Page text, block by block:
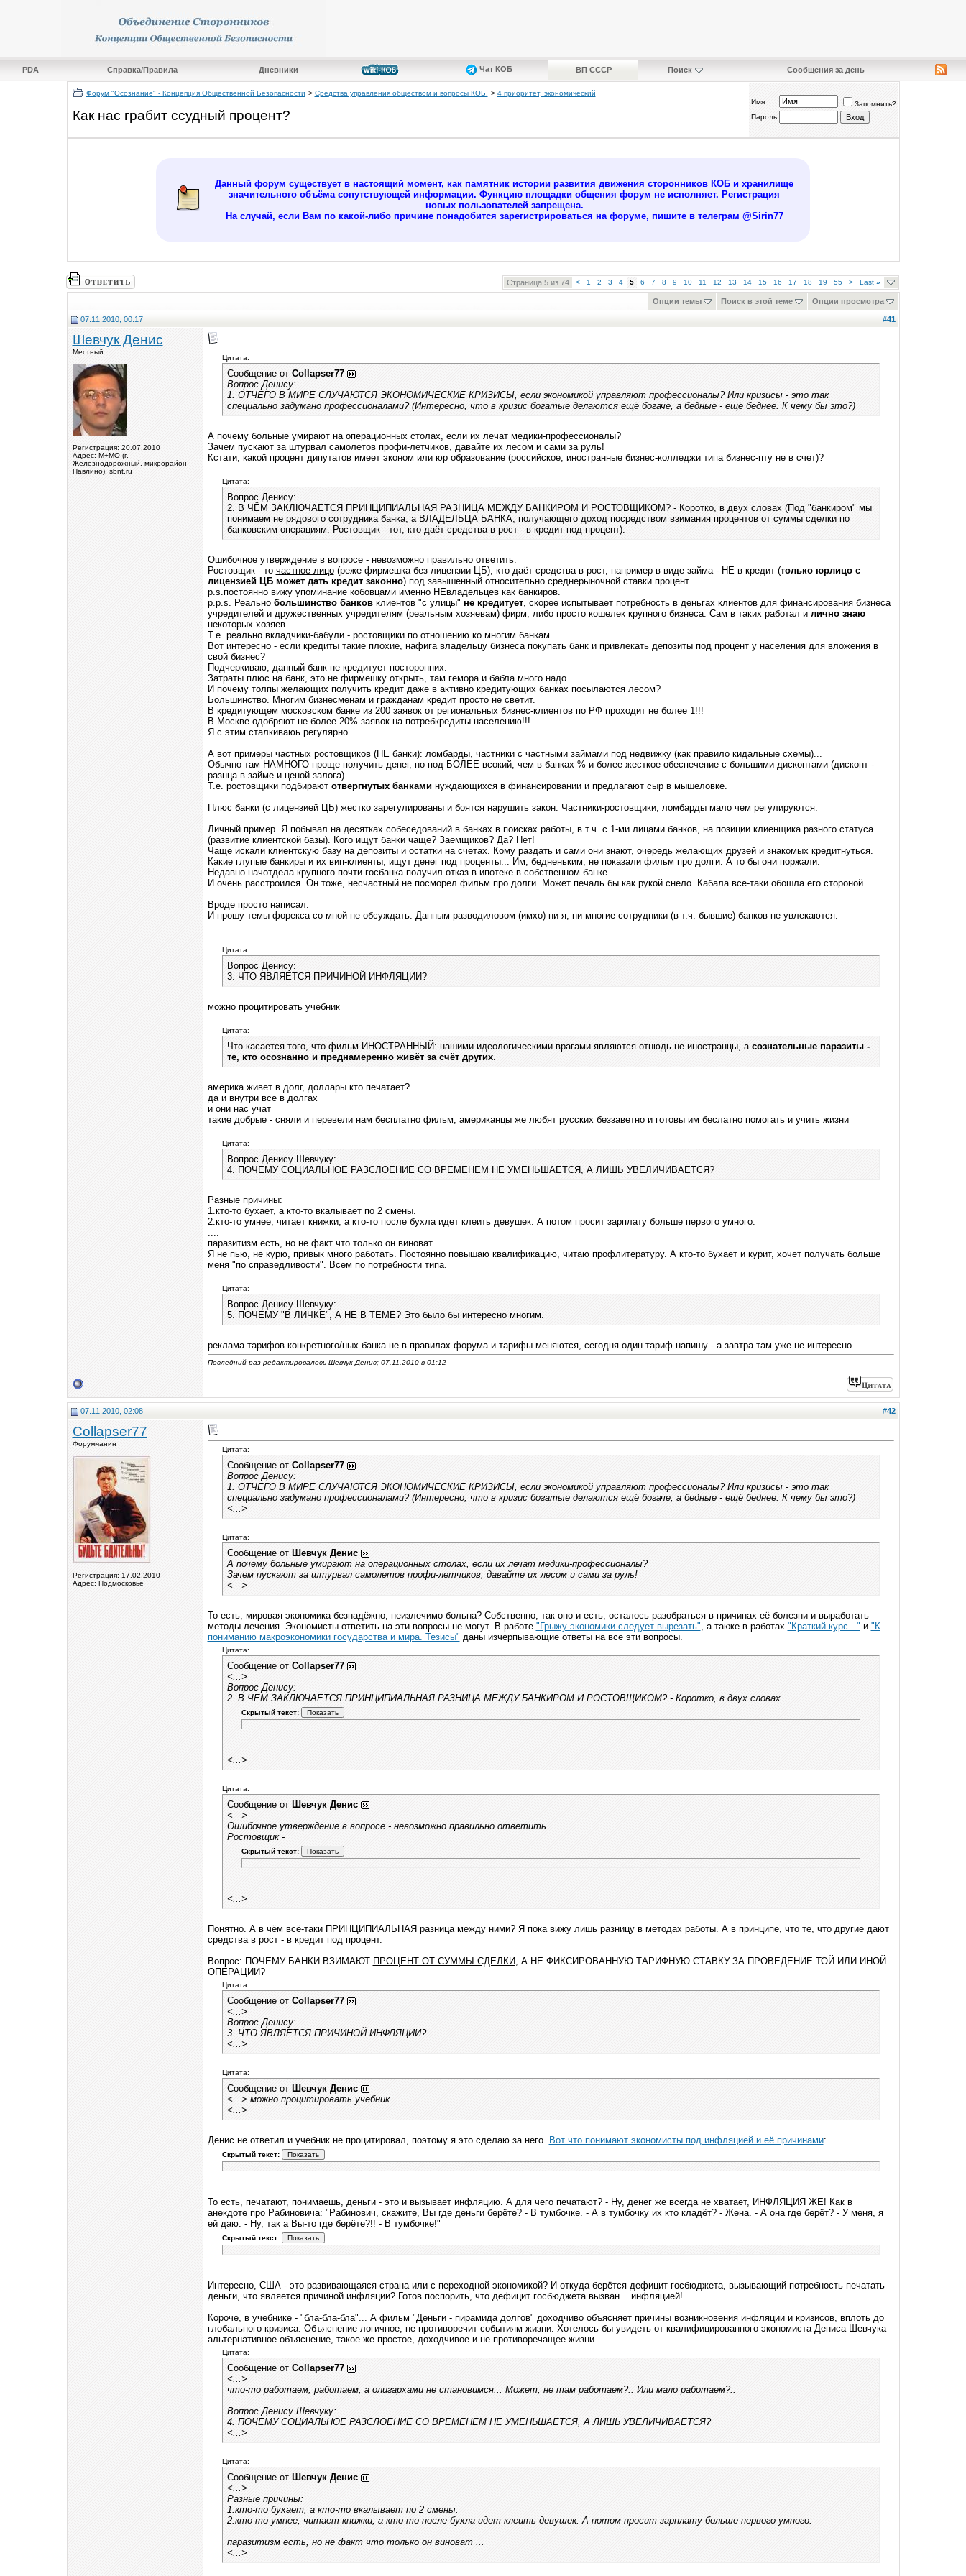
PDA Справка/Правила Дневники Чат КОБ ВП СССР Поиск Сообщения за день
Форум "Осознание" - Концепция Общественной Безопасности > Средства управления обществом и вопросы КОБ. > 4 приоритет, экономический
Как нас грабит ссудный процент?
Имя
Запомнить?
Пароль
Данный форум существует в настоящий момент, как памятник истории развития движения сторонников КОБ и хранилище
значительного объёма сопутствующей информации. Функцию площадки общения форум не исполняет. Регистрация
новых пользователей запрещена.
На случай, если Вам по какой-либо причине понадобится зарегистрироваться на форуме, пишите в телеграм @Sirin77
Страница 5 из 74 < 1 2 3 4 5 6 7 8 9 10 11 12 13 14 15 16 17 18 19 55 > Last»
Опции темы Поиск в этой теме Опции просмотра
07.11.2010, 00:17 #41
Шевчук Денис
Местный
Регистрация: 20.07.2010
Адрес: М+МО (г.
Железнодорожный, микрорайон
Павлино), sbnt.ru
Цитата:
Сообщение от Collapser77
Вопрос Денису:
1. ОТЧЕГО В МИРЕ СЛУЧАЮТСЯ ЭКОНОМИЧЕСКИЕ КРИЗИСЫ, если экономикой управляют профессионалы? Или кризисы - это так
специально задумано профессионалами? (Интересно, что в кризис богатые делаются ещё богаче, а бедные - ещё беднее. К чему бы это?)
А почему больные умирают на операционных столах, если их лечат медики-профессионалы?
Зачем пускают за штурвал самолетов профи-летчиков, давайте их лесом и сами за руль!
Кстати, какой процент дипутатов имеет эконом или юр образование (российское, иностранные бизнес-колледжи типа бизнес-пту не в счет)?
Цитата:
Вопрос Денису:
2. В ЧЁМ ЗАКЛЮЧАЕТСЯ ПРИНЦИПИАЛЬНАЯ РАЗНИЦА МЕЖДУ БАНКИРОМ И РОСТОВЩИКОМ? - Коротко, в двух словах (Под "банкиром" мы
понимаем не рядового сотрудника банка, а ВЛАДЕЛЬЦА БАНКА, получающего доход посредством взимания процентов от суммы сделки по
банковским операциям. Ростовщик - тот, кто даёт средства в рост - в кредит под процент).
Ошибочное утверждение в вопросе - невозможно правильно ответить.
Ростовщик - то частное лицо(реже фирмешка без лицензии ЦБ), кто даёт средства в рост, например в виде займа - НЕ в кредит (только юрлицо с
лицензией ЦБ может дать кредит законно) под завышенный относительно среднерыночной ставки процент.
p.s.постоянно вижу упоминание кобовцами именно НЕвладельцев как банкиров.
p.p.s. Реально большинство банковклиентов "с улицы" не кредитует, скорее испытывает потребность в деньгах клиентов для финансирования бизнеса
учредителей и дружественных учредителям (реальным хозяевам) фирм, либо просто кошелек крупного бизнеса. Сам в таких работал и лично знаю
некоторых хозяев.
Т.е. реально вкладчики-бабули - ростовщики по отношению ко многим банкам.
Вот интересно - если кредиты такие плохие, нафига владельцу бизнеса покупать банк и привлекать депозиты под процент у населения для вложения в
свой бизнес?
Подчеркиваю, данный банк не кредитует посторонних.
Затраты плюс на банк, это не фирмешку открыть, там гемора и бабла много надо.
И почему толпы желающих получить кредит даже в активно кредитующих банках посылаются лесом?
Большинство. Многим бизнесменам и гражданам кредит просто не светит.
В кредитующем московском банке из 200 заявок от региональных бизнес-клиентов по РФ проходит не более 1!!!
В Москве одобряют не более 20% заявок на потребкредиты населению!!!
Я с этим сталкиваюь регулярно.
А вот примеры частных ростовщиков (НЕ банки): ломбарды, частники с частными займами под недвижку (как правило кидальные схемы)...
Обычно там НАМНОГО проще получить денег, но под БОЛЕЕ всокий, чем в банках % и более жесткое обеспечение с большими дисконтами (дисконт -
разнца в займе и ценой залога).
Т.е. ростовщики подбирают отвергнутых банкаминуждающихся в финансировании и предлагают сыр в мышеловке.
Плюс банки (с лицензией ЦБ) жестко зарегулированы и боятся нарушить закон. Частники-ростовщики, ломбарды мало чем регулируются.
Личный пример. Я побывал на десятках собеседований в банках в поисках работы, в т.ч. с 1-ми лицами банков, на позиции клиенщика разного статуса
(развитие клиентской базы). Кого ищут банки чаще? Заемщиков? Да? Нет!
Чаще искали клиентскую базу на депозиты и остатки на счетах. Кому раздать и сами они знают, очередь желающих друзей и знакомых кредитнуться.
Какие глупые банкиры и их вип-клиенты, ищут денег под проценты... Им, бедненьким, не показали фильм про долги. А то бы они поржали.
Недавно начотдела крупного почти-госбанка получил отказ в ипотеке в собственном банке.
И очень расстроился. Он тоже, несчастный не посморел фильм про долги. Может печаль бы как рукой снело. Кабала все-таки обошла его стороной.
Вроде просто написал.
И прошу темы форекса со мной не обсуждать. Данным разводиловом (имхо) ни я, ни многие сотрудники (в т.ч. бывшие) банков не увлекаются.
Цитата:
Вопрос Денису:
3. ЧТО ЯВЛЯЕТСЯ ПРИЧИНОЙ ИНФЛЯЦИИ?
можно процитировать учебник
Цитата:
Что касается того, что фильм ИНОСТРАННЫЙ: нашими идеологическими врагами являются отнюдь не иностранцы, а сознательные паразиты -
те, кто осознанно и преднамеренно живёт за счёт других.
америка живет в долг, доллары кто печатает?
да и внутри все в долгах
и они нас учат
такие добрые - сняли и перевели нам бесплатно фильм, американцы же любят русских беззаветно и готовы им беслатно помогать и учить жизни
Цитата:
Вопрос Денису Шевчуку:
4. ПОЧЕМУ СОЦИАЛЬНОЕ РАЗСЛОЕНИЕ СО ВРЕМЕНЕМ НЕ УМЕНЬШАЕТСЯ, А ЛИШЬ УВЕЛИЧИВАЕТСЯ?
Разные причины:
1.кто-то бухает, а кто-то вкалывает по 2 смены.
2.кто-то умнее, читает книжки, а кто-то после бухла идет клеить девушек. А потом просит зарплату больше первого умного.
....
паразитизм есть, но не факт что только он виноват
Я не пью, не курю, привык много работать. Постоянно повышаю квалификацию, читаю профлитературу. А кто-то бухает и курит, хочет получать больше
меня "по справедливости". Всем по потребности типа.
Цитата:
Вопрос Денису Шевчуку:
5. ПОЧЕМУ "В ЛИЧКЕ", А НЕ В ТЕМЕ? Это было бы интересно многим.
реклама тарифов конкретного/ных банка не в правилах форума и тарифы меняются, сегодня один тариф напишу - а завтра там уже не интересно
Последний раз редактировалось Шевчук Денис; 07.11.2010 в 01:12
07.11.2010, 02:08 #42
Collapser77
Форумчанин
Регистрация: 17.02.2010
Адрес: Подмосковье
Цитата:
Сообщение от Collapser77
Вопрос Денису:
1. ОТЧЕГО В МИРЕ СЛУЧАЮТСЯ ЭКОНОМИЧЕСКИЕ КРИЗИСЫ, если экономикой управляют профессионалы? Или кризисы - это так
специально задумано профессионалами? (Интересно, что в кризис богатые делаются ещё богаче, а бедные - ещё беднее. К чему бы это?)
<...>
Цитата:
Сообщение от Шевчук Денис
А почему больные умирают на операционных столах, если их лечат медики-профессионалы?
Зачем пускают за штурвал самолетов профи-летчиков, давайте их лесом и сами за руль!
<...>
То есть, мировая экономика безнадёжно, неизлечимо больна? Собственно, так оно и есть, осталось разобраться в причинах её болезни и выработать
методы лечения. Экономисты ответить на эти вопросы не могут. В работе "Грыжу экономики следует вырезать", а также в работах "Краткий курс..." и "К
пониманию макроэкономики государства и мира. Тезисы" даны изчерпывающие ответы на все эти вопросы.
Цитата:
Сообщение от Collapser77
<...>
Вопрос Денису:
2. В ЧЁМ ЗАКЛЮЧАЕТСЯ ПРИНЦИПИАЛЬНАЯ РАЗНИЦА МЕЖДУ БАНКИРОМ И РОСТОВЩИКОМ? - Коротко, в двух словах.
Скрытый текст:
<...>
Цитата:
Сообщение от Шевчук Денис
<...>
Ошибочное утверждение в вопросе - невозможно правильно ответить.
Ростовщик -
Скрытый текст:
<...>
Понятно. А в чём всё-таки ПРИНЦИПИАЛЬНАЯ разница между ними? Я пока вижу лишь разницу в методах работы. А в принципе, что те, что другие дают
средства в рост - в кредит под процент.
Вопрос: ПОЧЕМУ БАНКИ ВЗИМАЮТ ПРОЦЕНТ ОТ СУММЫ СДЕЛКИ, А НЕ ФИКСИРОВАННУЮ ТАРИФНУЮ СТАВКУ ЗА ПРОВЕДЕНИЕ ТОЙ ИЛИ ИНОЙ
ОПЕРАЦИИ?
Цитата:
Сообщение от Collapser77
<...>
Вопрос Денису:
3. ЧТО ЯВЛЯЕТСЯ ПРИЧИНОЙ ИНФЛЯЦИИ?
<...>
Цитата:
Сообщение от Шевчук Денис
<...> можно процитировать учебник
<...>
Денис не ответил и учебник не процитировал, поэтому я это сделаю за него. Вот что понимают экономисты под инфляцией и её причинами:
Скрытый текст:
То есть, печатают, понимаешь, деньги - это и вызывает инфляцию. А для чего печатают? - Ну, денег же всегда не хватает, ИНФЛЯЦИЯ ЖЕ! Как в
анекдоте про Рабиновича: "Рабинович, скажите, Вы где деньги берёте? - В тумбочке. - А в тумбочку их кто кладёт? - Жена. - А она где берёт? - У меня, я
ей даю. - Ну, так а Вы-то где берёте?!! - В тумбочке!"
Скрытый текст:
Интересно, США - это развивающаяся страна или с переходной экономикой? И откуда берётся дефицит госбюджета, вызывающий потребность печатать
деньги, что является причиной инфляции? Готов поспорить, что дефицит госбюджета вызван... инфляцией!
Короче, в учебнике - "бла-бла-бла"... А фильм "Деньги - пирамида долгов" доходчиво объясняет причины возникновения инфляции и кризисов, вплоть до
глобального кризиса. Объяснение логичное, не противоречит событиям жизни. Хотелось бы увидеть от квалифицированного экономиста Дениса Шевчука
альтернативное объяснение, такое же простое, доходчивое и не противоречащее жизни.
Цитата:
Сообщение от Collapser77
<...>
что-то работаем, работаем, а олигархами не становимся... Может, не там работаем?.. Или мало работаем?..
Вопрос Денису Шевчуку:
4. ПОЧЕМУ СОЦИАЛЬНОЕ РАЗСЛОЕНИЕ СО ВРЕМЕНЕМ НЕ УМЕНЬШАЕТСЯ, А ЛИШЬ УВЕЛИЧИВАЕТСЯ?
<...>
Цитата:
Сообщение от Шевчук Денис
<...>
Разные причины:
1.кто-то бухает, а кто-то вкалывает по 2 смены.
2.кто-то умнее, читает книжки, а кто-то после бухла идет клеить девушек. А потом просит зарплату больше первого умного.
....
паразитизм есть, но не факт что только он виноват ...
<...>